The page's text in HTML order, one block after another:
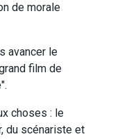
de morale
avancer le
film de
choses : le
du scénariste et